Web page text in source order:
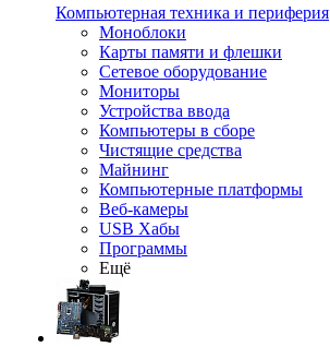
Компьютерная техника и периферия
Моноблоки
Карты памяти и флешки
Сетевое оборудование
Мониторы
Устройства ввода
Компьютеры в сборе
Чистящие средства
Майнинг
Компьютерные платформы
Веб-камеры
USB Хабы
Программы
Ещё